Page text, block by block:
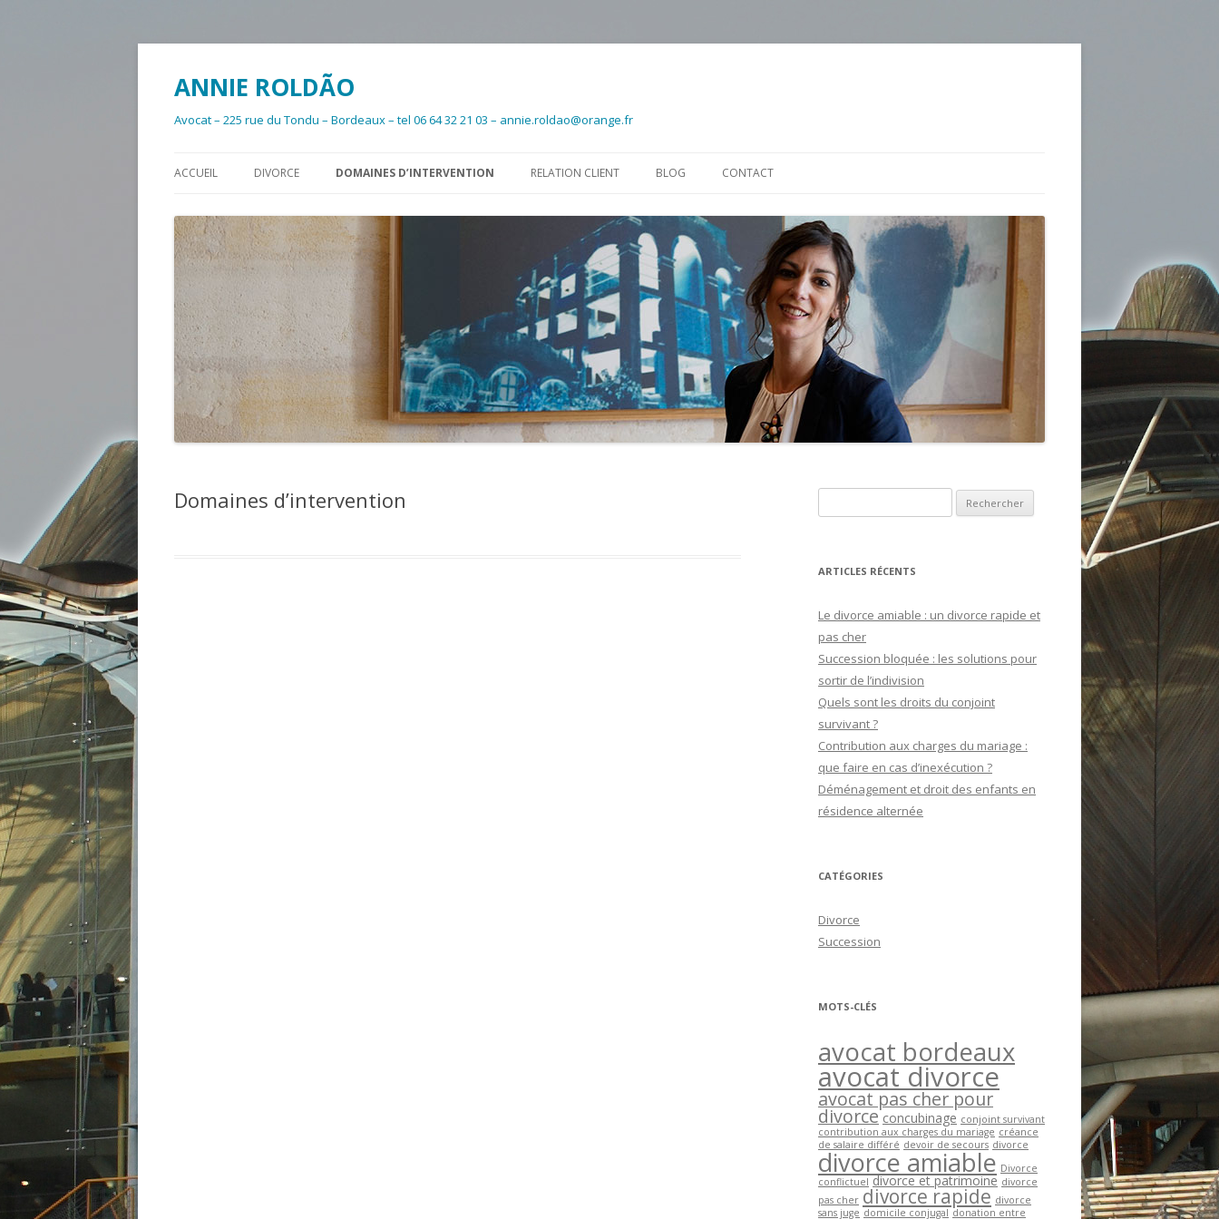
ANNIE ROLDÃO
Avocat – 225 rue du Tondu – Bordeaux – tel 06 64 32 21 03 – annie.roldao@orange.fr
ACCUEIL DIVORCE DOMAINES D’INTERVENTION RELATION CLIENT BLOG CONTACT
Domaines d’intervention
ARTICLES RÉCENTS
Le divorce amiable : un divorce rapide et
pas cher
Succession bloquée : les solutions pour
sortir de l’indivision
Quels sont les droits du conjoint
survivant ?
Contribution aux charges du mariage :
que faire en cas d’inexécution ?
Déménagement et droit des enfants en
résidence alternée
CATÉGORIES
Divorce
Succession
MOTS-CLÉS
avocat bordeaux
avocat divorce
avocat pas cher pour
divorce concubinage conjoint survivant
contribution aux charges du mariage créance
de salaire différé devoir de secours divorce
divorce amiable Divorce
conflictuel divorce et patrimoine divorce
pas cher divorce rapide divorce
sans juge domicile conjugal donation entre